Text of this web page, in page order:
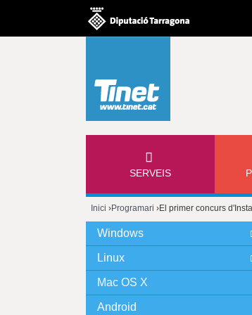
E
N
SERVEIS
Esteu
aquí
Inici ›Programari ›El primer concurs
Windows
Linux
Mac OS X
Android